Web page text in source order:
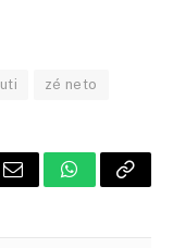
uti zé neto
Email WhatsApp
Copy